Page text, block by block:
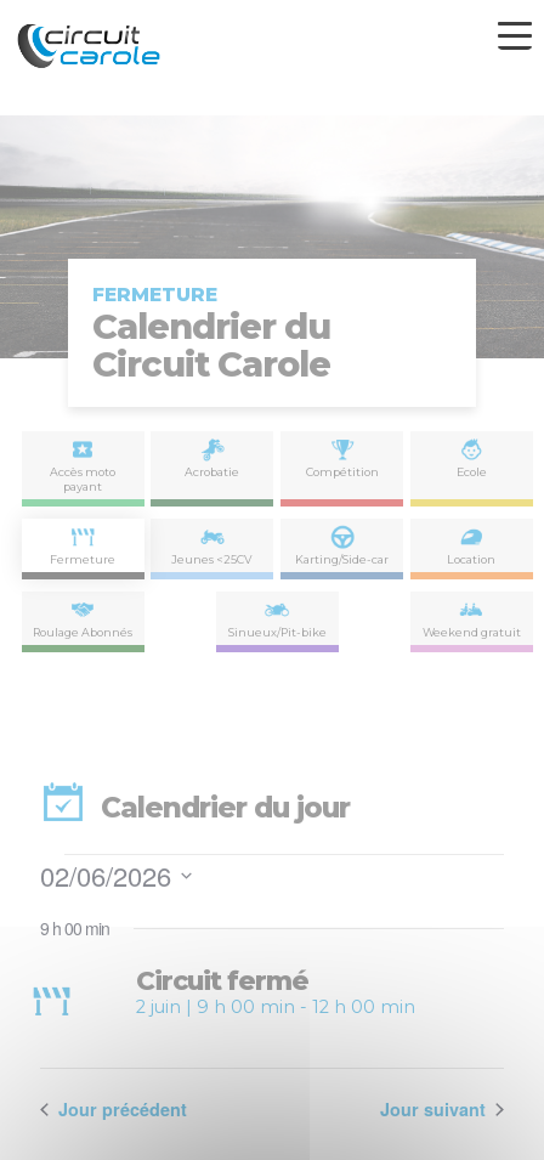
FERMETURE
Calendrier du
Circuit Carole
Accès moto
payant
Acrobatie Compétition Ecole
Fermeture Jeunes <25CV Karting/Side-car Location
Roulage Abonnés Sinueux/Pit-bike Weekend gratuit
Calendrier du jour
Évènements
for
juin
par
02/06/2026
une
9 h 00 min
Circuit fermé
2 juin | 9 h 00 min - 12 h 00 min
Jour précédent Jour suivant